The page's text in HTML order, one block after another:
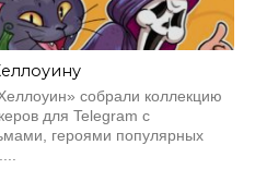
собрали коллекцию
для Telegram c
героями популярных